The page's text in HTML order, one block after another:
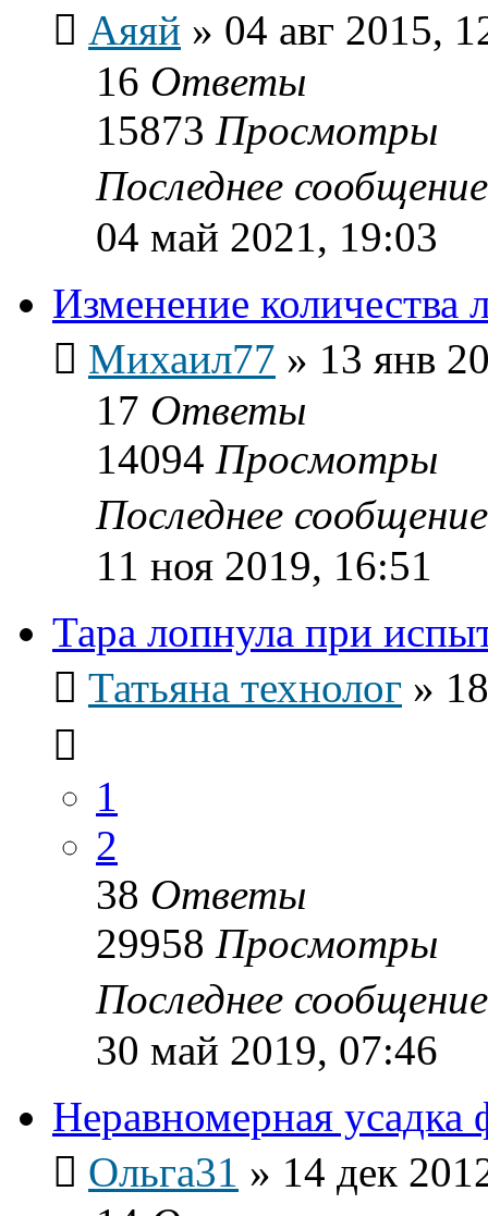
Аяяй » 04 авг 2015,
16 Ответы
15873 Просмотры
Последнее
04 май 2021, 19:03
Изменение количества
Михаил77 » 13 янв
17 Ответы
14094 Просмотры
Последнее
11 ноя 2019, 16:51
Тара лопнула при
Татьяна технолог »
1
2
38 Ответы
29958 Просмотры
Последнее
30 май 2019, 07:46
Неравномерная
Ольга31 » 14 дек